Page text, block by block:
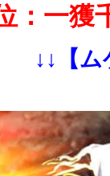
：一獲
↓↓【